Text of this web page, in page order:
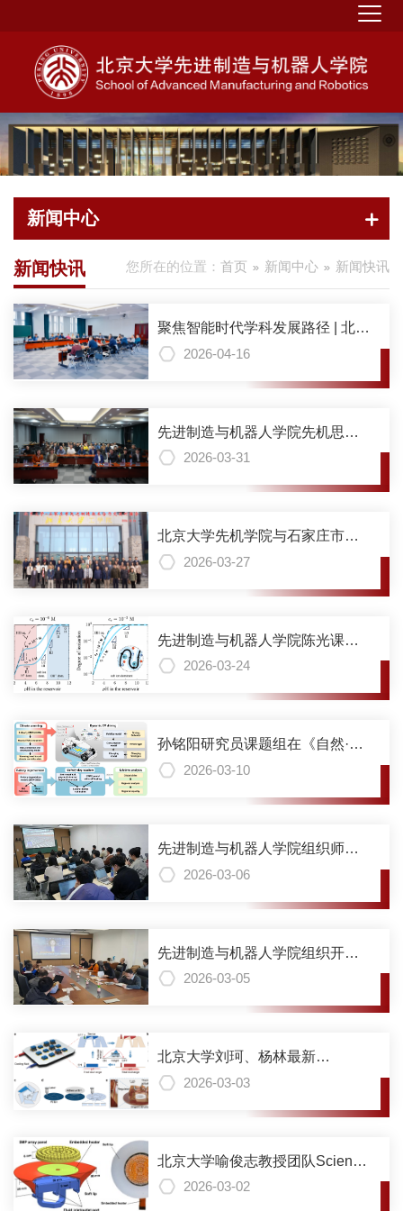
新闻中心
您所在的位置： 首页 新闻中心 新闻快讯
新闻快讯
聚焦智能时代学科发展路径 | 北京
大学工学AI+战略研讨会成功举行
2026-04-16
先进制造与机器人学院先机思创
会——全球AI机器人产业发展专
2026-03-31
北京大学先机学院与石家庄市先
进制造技术合作交流对接会成功
2026-03-27
先进制造与机器人学院陈光课题
组揭示弱聚电解质电离标度规律
2026-03-24
孙铭阳研究员课题组在《自然·气
候变化》期刊发文：破解高温衰
2026-03-10
先进制造与机器人学院组织师生
观看学习2026年政府工作报告
2026-03-06
先进制造与机器人学院组织开展
树立和践行正确政绩观学习教育
2026-03-05
北京大学刘珂、杨林最新
《Nature Communications》研究
2026-03-03
北京大学喻俊志教授团队Science
合作期刊《Cyborg and Bionic
2026-03-02